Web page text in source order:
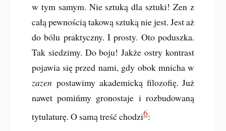
w tym samym. Nie sztuką dla sztuki! Zen z
całą pewnością takową sztuką nie jest. Jest aż
do bólu praktyczny. I prosty. Oto poduszka.
Tak siedzimy. Do boju! Jakże ostry kontrast
pojawia się przed nami, gdy obok mnicha w
zazenpostawimy akademicką filozofię. Już
nawet pomińmy gronostaje i rozbudowaną
tytulaturę. O samą treść chodzi6: